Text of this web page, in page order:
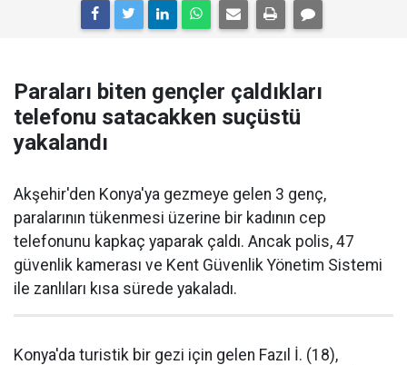
Paraları biten gençler çaldıkları
telefonu satacakken suçüstü
yakalandı
Akşehir'den Konya'ya gezmeye gelen 3 genç,
paralarının tükenmesi üzerine bir kadının cep
telefonunu kapkaç yaparak çaldı. Ancak polis, 47
güvenlik kamerası ve Kent Güvenlik Yönetim Sistemi
ile zanlıları kısa sürede yakaladı.
Konya'da turistik bir gezi için gelen Fazıl İ. (18),